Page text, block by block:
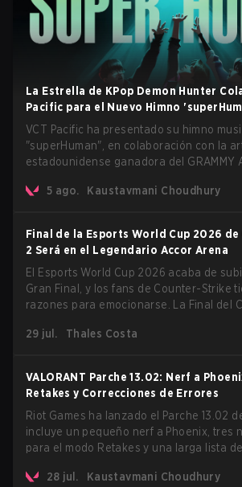
La Estrella de KPop Demon Hunter
Pacific para el Nuevo Himno
VCT Pacific ha presentado su himno
"superHuman", en colaboración con la
estadounidense ganadora del GRAMMY
plataformas de streaming a nivel mundial
5 ago. Kaustavmani Choudhury
Final de la Esports World Cup 2026
2 Será en el Legendario Accor Arena
El Esports World Cup 2026 acaba de
Gran Final, y los fans de Counter-Strike
razones para emocionarse. La Final del
histórico Accor Arena de París,
29 jul. Thales Costa
VALORANT Parche 13.02: Nerf a
Retakes y Correcciones de Errores
Riot Games ha lanzado el Parche 13.02
incluye un pequeño nerf a Phoenix, tres
para el modo Retakes y una larga lista
confirma un retraso para el muy esperado
28 jul. Kaustavmani Choudhury